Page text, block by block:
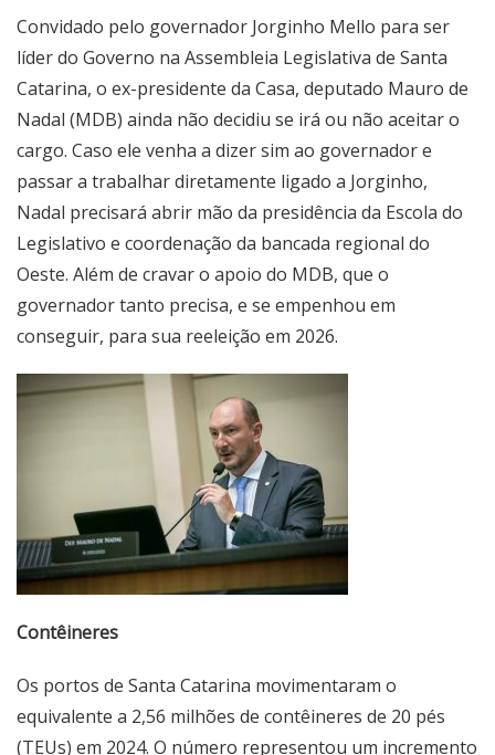
Convidado pelo governador Jorginho Mello para ser
líder do Governo na Assembleia Legislativa de Santa
Catarina, o ex-presidente da Casa, deputado Mauro de
Nadal (MDB) ainda não decidiu se irá ou não aceitar o
cargo. Caso ele venha a dizer sim ao governador e
passar a trabalhar diretamente ligado a Jorginho,
Nadal precisará abrir mão da presidência da Escola do
Legislativo e coordenação da bancada regional do
Oeste. Além de cravar o apoio do MDB, que o
governador tanto precisa, e se empenhou em
conseguir, para sua reeleição em 2026.
Contêineres
Os portos de Santa Catarina movimentaram o
equivalente a 2,56 milhões de contêineres de 20 pés
(TEUs) em 2024. O número representou um incremento